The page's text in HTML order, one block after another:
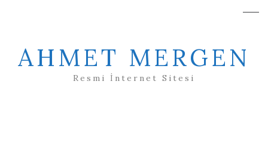
AHMET MERGEN
Resmi İnternet Sitesi